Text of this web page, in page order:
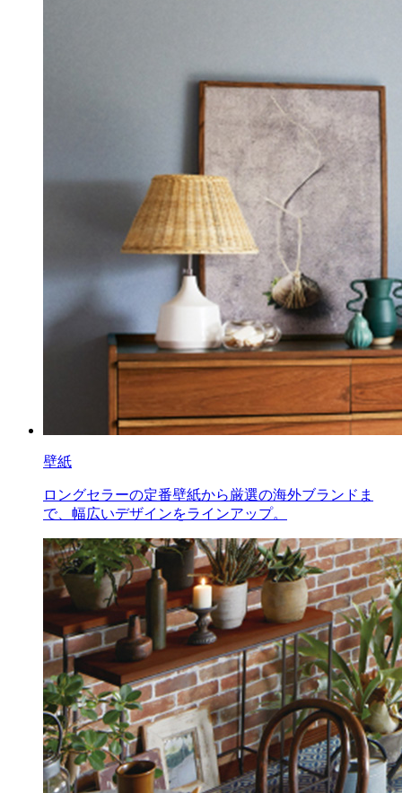
壁紙
ロングセラーの定番壁紙から厳選の海外ブランドま
で、幅広いデザインをラインアップ。